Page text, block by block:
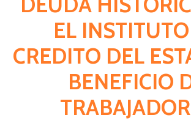
EL
CREDITO DEL
BENEFICIO